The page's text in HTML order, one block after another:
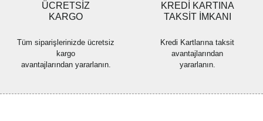
ÜCRETSİZ
KARGO
Tüm siparişlerinizde ücretsiz
kargo
avantajlarından yararlanın.
KREDİ KARTINA
TAKSİT İMKANI
Kredi Kartlarına taksit
avantajlarından
yararlanın.